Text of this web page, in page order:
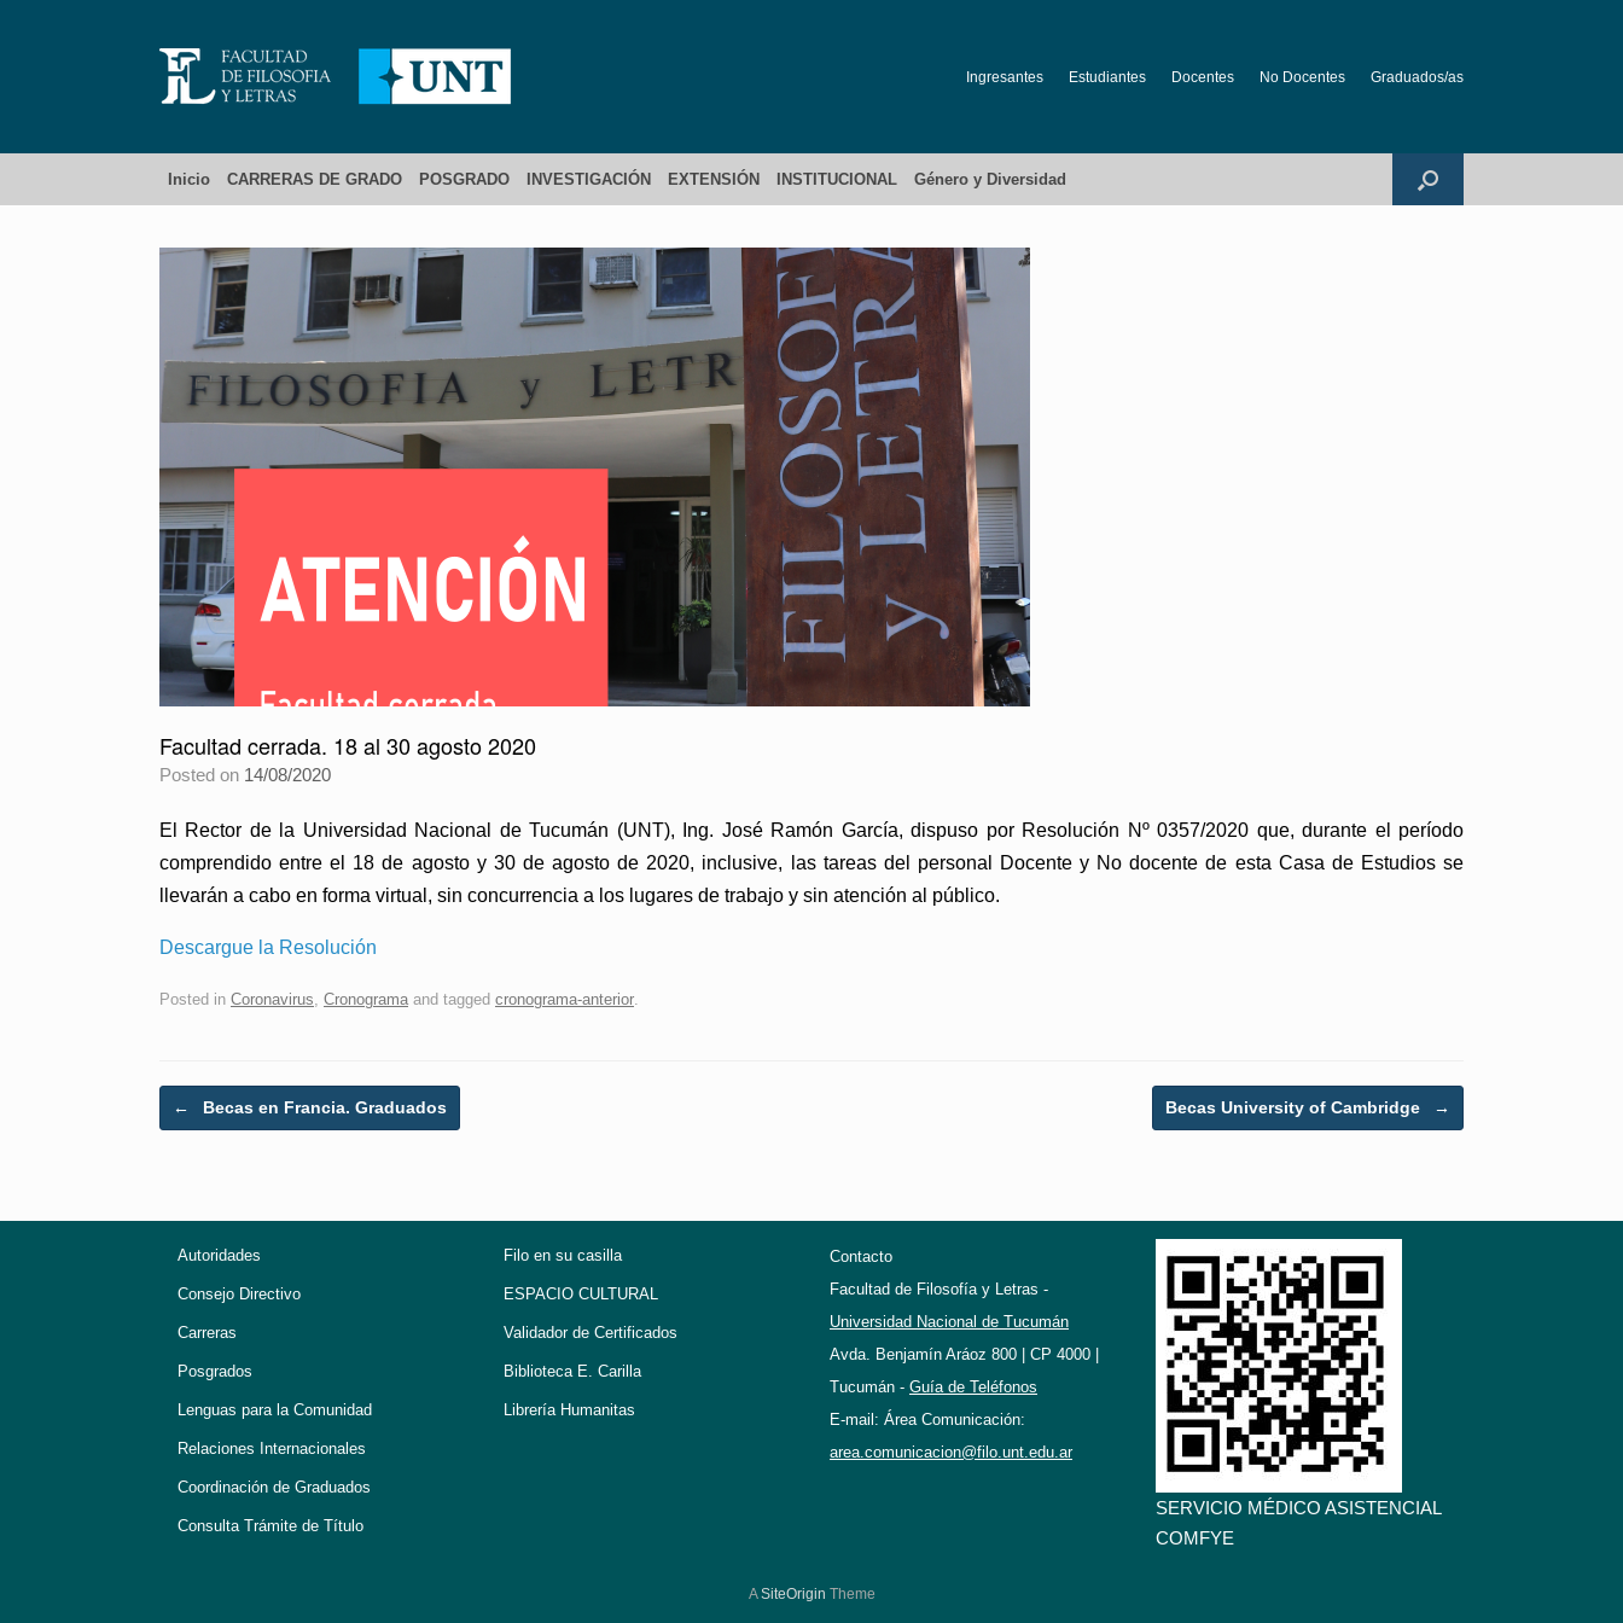
Ingresantes Estudiantes Docentes No Docentes Graduados/as
Inicio CARRERAS DE GRADO POSGRADO INVESTIGACIÓN EXTENSIÓN INSTITUCIONAL Género y Diversidad
Facultad cerrada. 18 al 30 agosto 2020
Posted on 14/08/2020
El Rector de la Universidad Nacional de Tucumán (UNT), Ing. José Ramón García, dispuso por Resolución Nº 0357/2020 que, durante el período
comprendido entre el 18 de agosto y 30 de agosto de 2020, inclusive, las tareas del personal Docente y No docente de esta Casa de Estudios se
llevarán a cabo en forma virtual, sin concurrencia a los lugares de trabajo y sin atención al público.
Descargue la Resolución
Posted in Coronavirus, Cronograma and tagged cronograma-anterior.
Post navigation
← Becas en Francia. Graduados Becas University of Cambridge →
Autoridades
Consejo Directivo
Carreras
Posgrados
Lenguas para la Comunidad
Relaciones Internacionales
Coordinación de Graduados
Consulta Trámite de Título
Filo en su casilla
ESPACIO CULTURAL
Validador de Certificados
Biblioteca E. Carilla
Librería Humanitas
Contacto
Facultad de Filosofía y Letras -
Universidad Nacional de Tucumán
Avda. Benjamín Aráoz 800 | CP 4000 |
Tucumán - Guía de Teléfonos
E-mail: Área Comunicación:
area.comunicacion@filo.unt.edu.ar
SERVICIO MÉDICO ASISTENCIAL
COMFYE
ASiteOrigin Theme